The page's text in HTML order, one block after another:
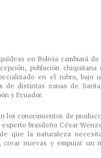
en Bolivia cambiará
población
en el rubro, bajo
de distintas zonas de
y Ecuador.
los conocimientos de
brasileño César
que la naturaleza
crear nuevas y empujar un